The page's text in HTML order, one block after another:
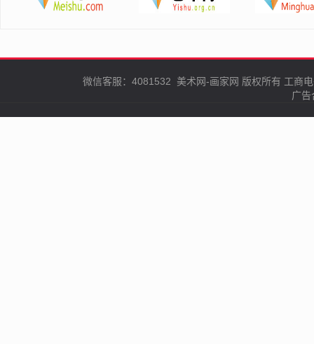
微信客服：4081532 美术网-画家网 版权所有 工商
广